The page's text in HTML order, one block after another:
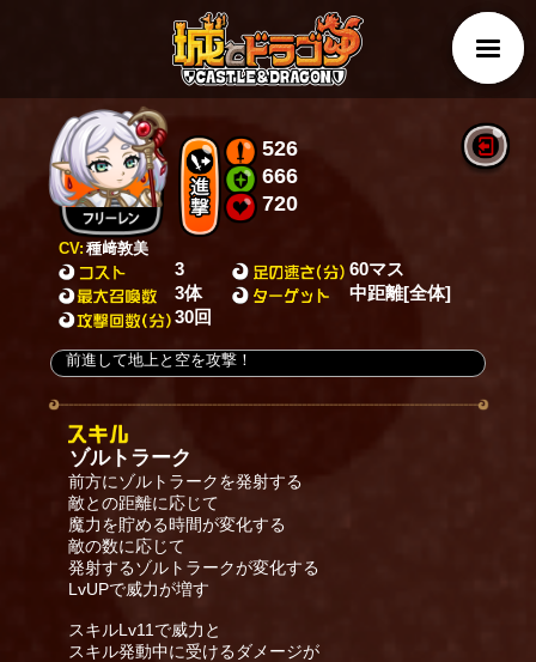
CV: 種﨑敦美
526
666
720
3
3体
30回
60マス
中距離[全体]
前進して地上と空を攻撃！
ゾルトラーク
前方にゾルトラークを発射する
敵との距離に応じて
魔力を貯める時間が変化する
敵の数に応じて
発射するゾルトラークが変化する
LvUPで威力が増す
スキルLv11で威力と
スキル発動中に受けるダメージが